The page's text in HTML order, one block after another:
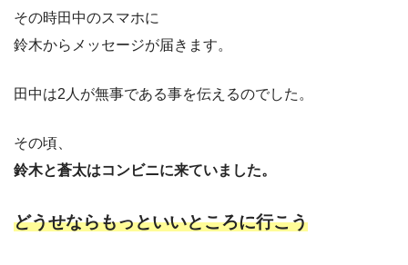
その時田中のスマホに
鈴木からメッセージが届きます。
田中は2人が無事である事を伝えるのでした。
その頃、
鈴木と蒼太はコンビニに来ていました。
どうせならもっといいところに行こう